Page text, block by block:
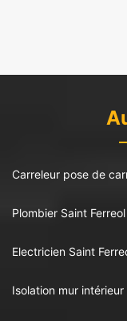
Carreleur pose de
Plombier Saint
Electricien Saint
Isolation mur